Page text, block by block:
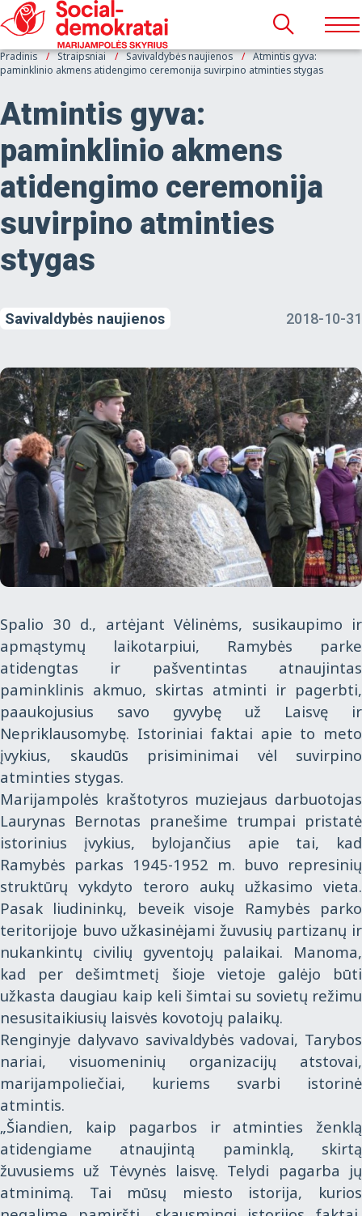
Pradinis Straipsniai Savivaldybės naujienos
Atmintis gyva:
paminklinio akmens atidengimo ceremonija suvirpino atminties stygas
Atmintis gyva:
paminklinio akmens
atidengimo ceremonija
suvirpino atminties
stygas
Savivaldybės naujienos 2018-10-31
Spalio 30 d., artėjant Vėlinėms, susikaupimo ir
apmąstymų laikotarpiui, Ramybės parke
atidengtas ir pašventintas atnaujintas
paminklinis akmuo, skirtas atminti ir pagerbti,
paaukojusius savo gyvybę už Laisvę ir
Nepriklausomybę. Istoriniai faktai apie to meto
įvykius, skaudūs prisiminimai vėl suvirpino
atminties stygas.
Marijampolės kraštotyros muziejaus darbuotojas
Laurynas Bernotas pranešime trumpai pristatė
istorinius įvykius, bylojančius apie tai, kad
Ramybės parkas 1945-1952 m. buvo represinių
struktūrų vykdyto teroro aukų užkasimo vieta.
Pasak liudininkų, beveik visoje Ramybės parko
teritorijoje buvo užkasinėjami žuvusių partizanų ir
nukankintų civilių gyventojų palaikai. Manoma,
kad per dešimtmetį šioje vietoje galėjo būti
užkasta daugiau kaip keli šimtai su sovietų režimu
nesusitaikiusių laisvės kovotojų palaikų.
Renginyje dalyvavo savivaldybės vadovai, Tarybos
nariai, visuomeninių organizacijų atstovai,
marijampoliečiai, kuriems svarbi istorinė
atmintis.
„Šiandien, kaip pagarbos ir atminties ženklą
atidengiame atnaujintą paminklą, skirtą
žuvusiems už Tėvynės laisvę. Telydi pagarba jų
atminimą. Tai mūsų miesto istorija, kurios